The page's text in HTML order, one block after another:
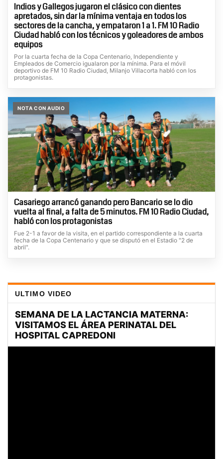
Indios y Gallegos jugaron el clásico con dientes
apretados, sin dar la mínima ventaja en todos los
sectores de la cancha, y empataron 1 a 1. FM 10 Radio
Ciudad habló con los técnicos y goleadores de ambos
equipos
Por la cuarta fecha de la Copa Centenario, Independiente y
Empleados de Comercio igualaron por la mínima. Para el móvil
deportivo de FM 10 Radio Ciudad, Milanjo Villacorta habló con los
protagonistas.
NOTA CON AUDIO
Casariego arrancó ganando pero Bancario se lo dio
vuelta al final, a falta de 5 minutos. FM 10 Radio Ciudad,
habló con los protagonistas
Fue 2-1 a favor de la visita, en el partido correspondiente a la cuarta
fecha de la Copa Centenario y que se disputó en el Estadio "2 de
abril".
ULTIMO VIDEO